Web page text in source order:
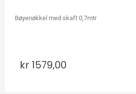
Bøyenøkkel med skaft 0,7mtr
kr 1579,00